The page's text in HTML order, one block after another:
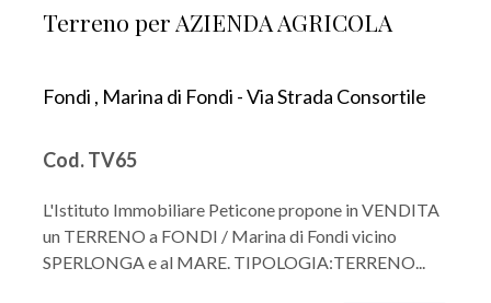
Terreno per AZIENDA AGRICOLA
Fondi , Marina di Fondi - Via Strada Consortile
Cod. TV65
L'Istituto Immobiliare Peticone propone in VENDITA
un TERRENO a FONDI / Marina di Fondi vicino
SPERLONGA e al MARE. TIPOLOGIA:TERRENO...